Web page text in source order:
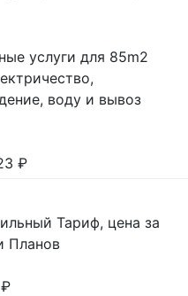
услуги для 85m2
воду и вывоз
₽
Тариф, цена за
Планов
₽